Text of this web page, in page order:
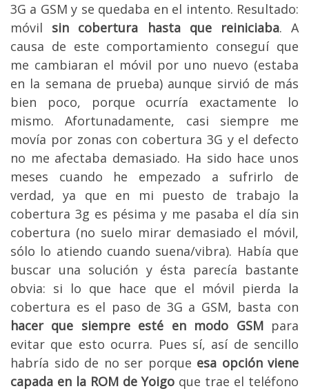
3G a GSM y se quedaba en el intento. Resultado:
móvil sin cobertura hasta que reiniciaba. A
causa de este comportamiento conseguí que
me cambiaran el móvil por uno nuevo (estaba
en la semana de prueba) aunque sirvió de más
bien poco, porque ocurría exactamente lo
mismo. Afortunadamente, casi siempre me
movía por zonas con cobertura 3G y el defecto
no me afectaba demasiado. Ha sido hace unos
meses cuando he empezado a sufrirlo de
verdad, ya que en mi puesto de trabajo la
cobertura 3g es pésima y me pasaba el día sin
cobertura (no suelo mirar demasiado el móvil,
sólo lo atiendo cuando suena/vibra). Había que
buscar una solución y ésta parecía bastante
obvia: si lo que hace que el móvil pierda la
cobertura es el paso de 3G a GSM, basta con
hacer que siempre esté en modo GSMpara
evitar que esto ocurra. Pues sí, así de sencillo
habría sido de no ser porque esa opción viene
capada en la ROM de Yoigo que trae el teléfono